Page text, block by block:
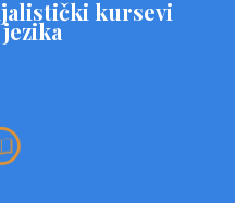
kursevi